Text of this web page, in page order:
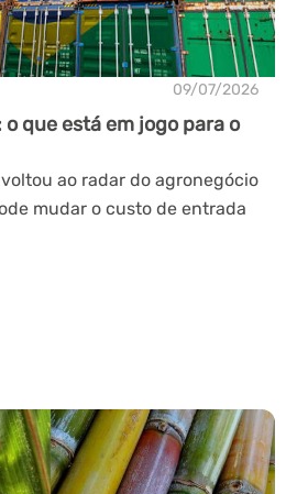
09/07/2026
o que está em jogo para o
ao radar do agronegócio
mudar o custo de entrada